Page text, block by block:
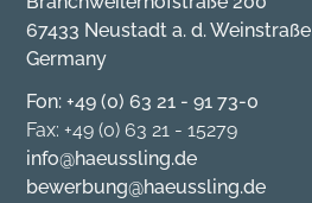
67433 Neustadt a. d. Weinstraße
Germany
Fon: +49 (0) 63 21 - 91 73-0
Fax: +49 (0) 63 21 - 15279
info@haeussling.de
bewerbung@haeussling.de